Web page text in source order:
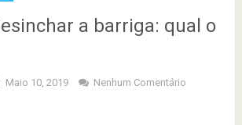
a barriga: qual o
Maio 10, 2019 Nenhum Comentário